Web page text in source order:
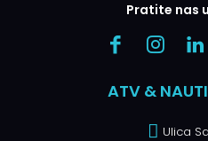
Pratite nas
ATV &
Ulica